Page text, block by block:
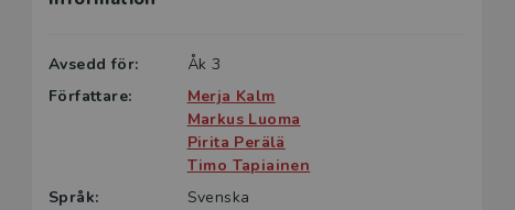
Avsedd för:
Åk 3
Författare:
Merja Kalm
Markus Luoma
Pirita Perälä
Timo Tapiainen
Språk:
Svenska